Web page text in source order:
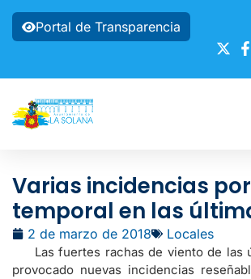
Portal de Transparencia
Varias incidencias
temporal en las
2 de marzo de 2018 Locales
Las fuertes rachas de viento de las
provocado nuevas incidencias